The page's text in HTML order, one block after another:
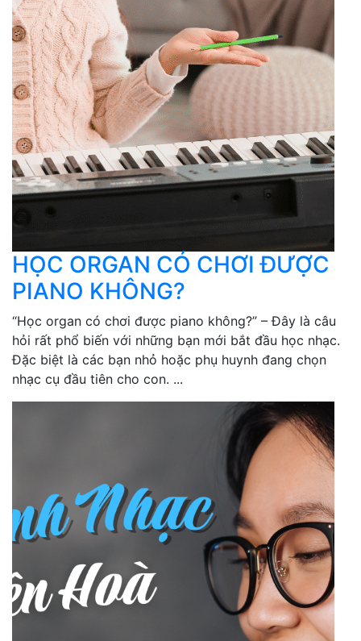
HỌC ORGAN CÓ CHƠI ĐƯỢC
PIANO KHÔNG?
“Học organ có chơi được piano không?” – Đây là câu
hỏi rất phổ biến với những bạn mới bắt đầu học nhạc.
Đặc biệt là các bạn nhỏ hoặc phụ huynh đang chọn
nhạc cụ đầu tiên cho con. ...